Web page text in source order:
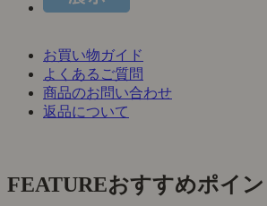
お買い物ガイド
よくあるご質問
商品のお問い合わせ
返品について
FEATUREおすすめポイン